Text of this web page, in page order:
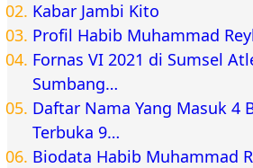
Kabar Jambi Kito
Profil Habib Muhammad
Fornas VI 2021 di Sumsel
Sumbang…
Daftar Nama Yang Masuk 4
Terbuka 9…
Biodata Habib Muhammad